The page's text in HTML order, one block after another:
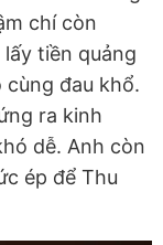
chí còn
tiền quảng
đau khổ.
ra kinh
dễ. Anh còn
ép để Thu